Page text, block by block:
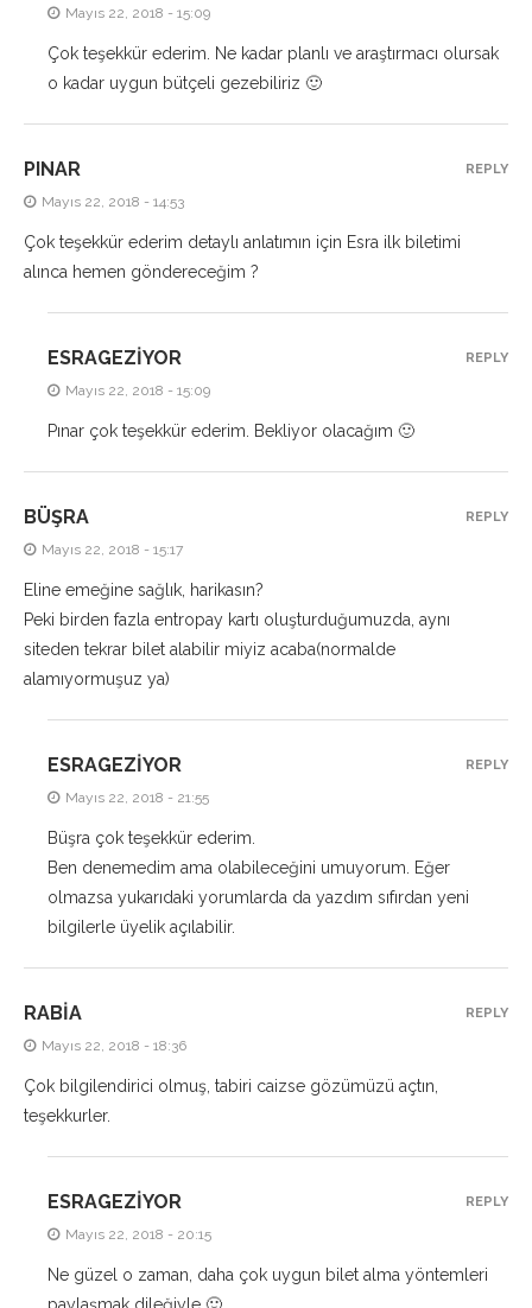
Mayıs 22, 2018 - 15:09
Çok teşekkür ederim. Ne kadar planlı ve araştırmacı olursak
o kadar uygun bütçeli gezebiliriz 🙂
PINAR
Mayıs 22, 2018 - 14:53
Çok teşekkür ederim detaylı anlatımın için Esra ilk biletimi
alınca hemen göndereceğim ?
REPLY
ESRAGEZIYOR
Mayıs 22, 2018 - 15:09
Pınar çok teşekkür ederim. Bekliyor olacağım 🙂
REPLY
BÜŞRA
Mayıs 22, 2018 - 15:17
Eline emeğine sağlık, harikasın?
Peki birden fazla entropay kartı oluşturduğumuzda, aynı
siteden tekrar bilet alabilir miyiz acaba(normalde
alamıyormuşuz ya)
REPLY
ESRAGEZIYOR
Mayıs 22, 2018 - 21:55
Büşra çok teşekkür ederim.
Ben denemedim ama olabileceğini umuyorum. Eğer
olmazsa yukarıdaki yorumlarda da yazdım sıfırdan yeni
bilgilerle üyelik açılabilir.
REPLY
RABIA
Mayıs 22, 2018 - 18:36
Çok bilgilendirici olmuş, tabiri caizse gözümüzü açtın,
teşekkurler.
REPLY
ESRAGEZIYOR
Mayıs 22, 2018 - 20:15
Ne güzel o zaman, daha çok uygun bilet alma yöntemleri
paylaşmak dileğiyle 🙂
REPLY